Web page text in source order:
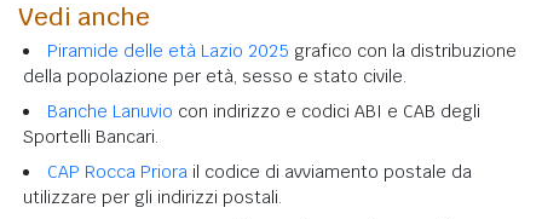
Vedi anche
Piramide delle età Lazio 2025 grafico con la distribuzione
della popolazione per età, sesso e stato civile.
Banche Lanuvio con indirizzo e codici ABI e CAB degli
Sportelli Bancari.
CAP Rocca Priora il codice di avviamento postale da
utilizzare per gli indirizzi postali.